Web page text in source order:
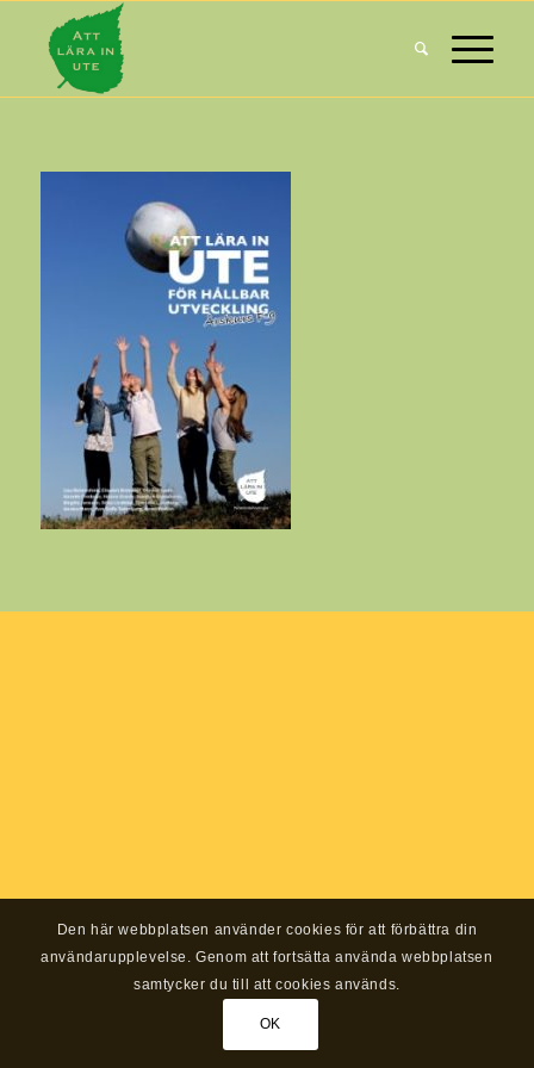
Den här webbplatsen använder cookies för att förbättra din
användarupplevelse. Genom att fortsätta använda webbplatsen
samtycker du till att cookies används.
OK